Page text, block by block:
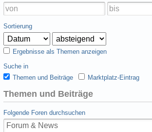
Sortierung
Ergebnisse als Themen anzeigen
Suche in
Themen und Beiträge
Marktplatz-Eintrag
Themen und Beiträge
Folgende Foren durchsuchen